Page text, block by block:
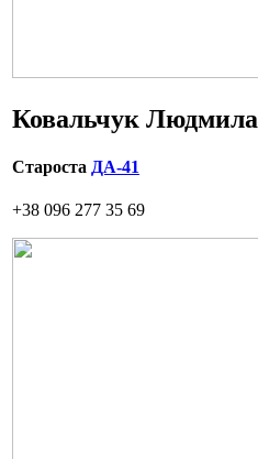
Ковальчук Людмила
Староста ДА-41
+38 096 277 35 69